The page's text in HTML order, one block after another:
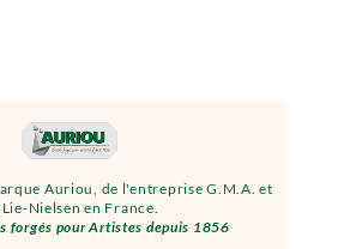
Auriou, de l'entreprise G.M.A. et
Nielsen en France.
forgés pour Artistes depuis 1856